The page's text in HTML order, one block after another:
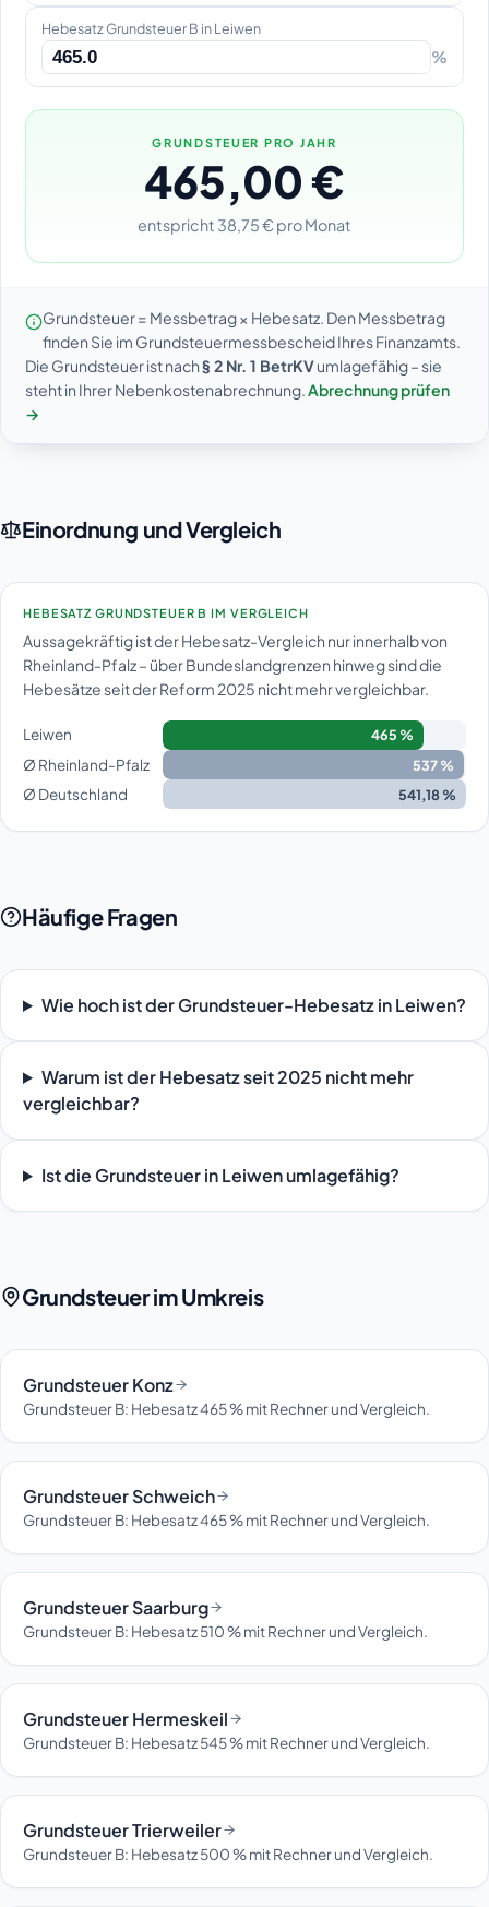
Hebesatz Grundsteuer B in Leiwen
%
GRUNDSTEUER PRO JAHR
465,00 €
entspricht 38,75 € pro Monat
Grundsteuer = Messbetrag × Hebesatz. Den Messbetrag
finden Sie im Grundsteuermessbescheid Ihres Finanzamts.
Die Grundsteuer ist nach§ 2 Nr. 1 BetrKVumlagefähig – sie
steht in Ihrer Nebenkostenabrechnung.Abrechnung prüfen
→
Einordnung und Vergleich
HEBESATZ GRUNDSTEUER B IM VERGLEICH
Aussagekräftig ist der Hebesatz-Vergleich nur innerhalb von
Rheinland-Pfalz – über Bundeslandgrenzen hinweg sind die
Hebesätze seit der Reform 2025 nicht mehr vergleichbar.
Leiwen 465 %
Ø Rheinland-Pfalz 537 %
Ø Deutschland 541,18 %
Häufige Fragen
Wie hoch ist der Grundsteuer-Hebesatz in Leiwen?
Warum ist der Hebesatz seit 2025 nicht mehr
vergleichbar?
Ist die Grundsteuer in Leiwen umlagefähig?
Grundsteuer im Umkreis
Grundsteuer Konz
Grundsteuer B: Hebesatz 465 % mit Rechner und Vergleich.
Grundsteuer Schweich
Grundsteuer B: Hebesatz 465 % mit Rechner und Vergleich.
Grundsteuer Saarburg
Grundsteuer B: Hebesatz 510 % mit Rechner und Vergleich.
Grundsteuer Hermeskeil
Grundsteuer B: Hebesatz 545 % mit Rechner und Vergleich.
Grundsteuer Trierweiler
Grundsteuer B: Hebesatz 500 % mit Rechner und Vergleich.